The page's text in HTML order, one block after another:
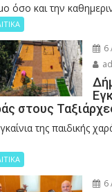
όσο και την
6
στους
της παιδικής
6